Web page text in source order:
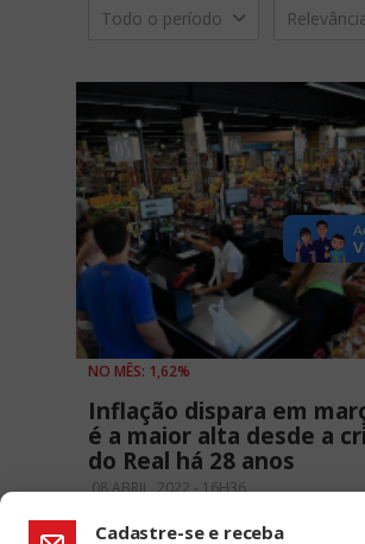
Todo o período
NO MÊS: 1,62%
Inflação dispara em
é a maior alta desde a
do Real há 28 anos
08 ABRIL, 2022 - 16H36
Cadastre-se e receba